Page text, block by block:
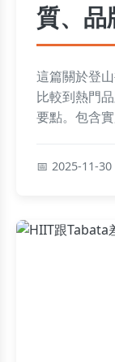
質、品
這篇關於登
比較到熱門
要點。包含
2025-11-30